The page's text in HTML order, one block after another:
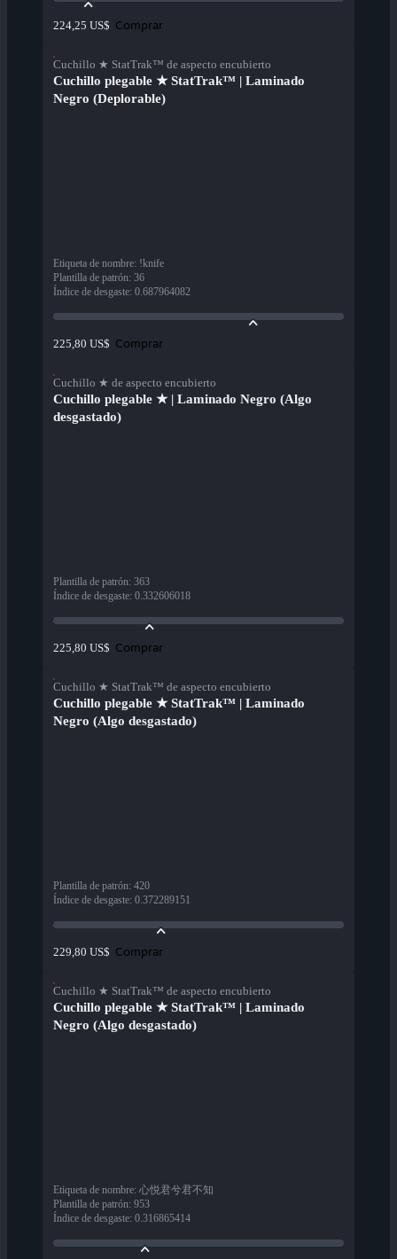
224,25 US$ Comprar
Cuchillo ★ StatTrak™ de aspecto encubierto
Cuchillo plegable ★ StatTrak™ | Laminado
Negro (Deplorable)
Etiqueta de nombre: !knife
Plantilla de patrón: 36
Índice de desgaste: 0.687964082
225,80 US$ Comprar
Cuchillo ★ de aspecto encubierto
Cuchillo plegable ★ | Laminado Negro (Algo
desgastado)
Plantilla de patrón: 363
Índice de desgaste: 0.332606018
225,80 US$ Comprar
Cuchillo ★ StatTrak™ de aspecto encubierto
Cuchillo plegable ★ StatTrak™ | Laminado
Negro (Algo desgastado)
Plantilla de patrón: 420
Índice de desgaste: 0.372289151
229,80 US$ Comprar
Cuchillo ★ StatTrak™ de aspecto encubierto
Cuchillo plegable ★ StatTrak™ | Laminado
Negro (Algo desgastado)
Etiqueta de nombre: 心悦君兮君不知
Plantilla de patrón: 953
Índice de desgaste: 0.316865414